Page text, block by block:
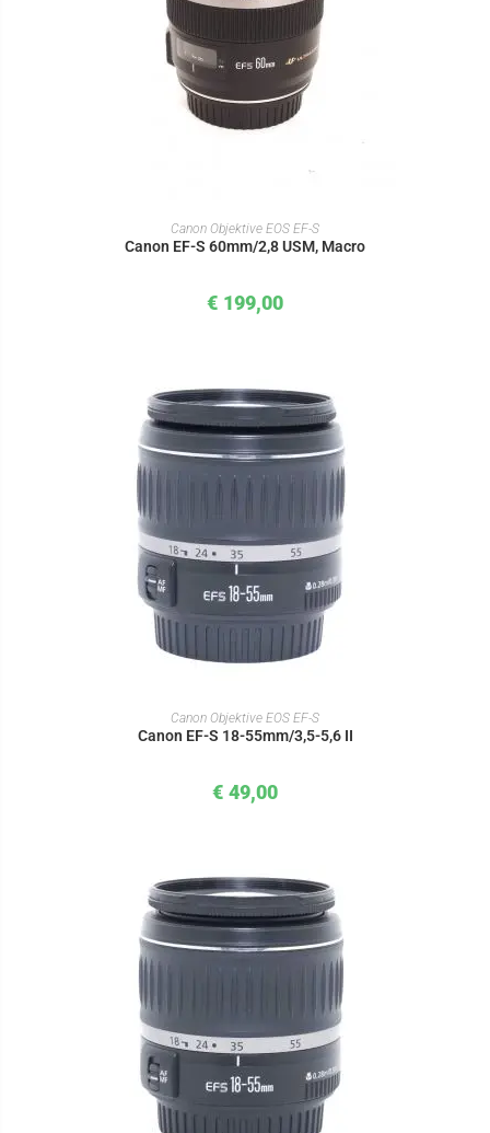
IN DEN WARENKORB
Canon Objektive EOS EF-S
Canon EF-S 60mm/2,8 USM, Macro
€ 199,00
IN DEN WARENKORB
Canon Objektive EOS EF-S
Canon EF-S 18-55mm/3,5-5,6 II
€ 49,00